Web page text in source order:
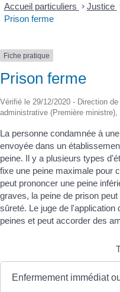
Accueil particuliers > Justice
Prison ferme
Fiche pratique
Prison ferme
Vérifié le 29/12/2020 - Direction
administrative (Première
La personne condamnée à
envoyée dans un
peine. Il y a plusieurs types
fixe une peine maximale pour
peut prononcer une peine
graves, la peine de prison
sûreté. Le juge de
peines et peut accorder des
Enfermement immédiat